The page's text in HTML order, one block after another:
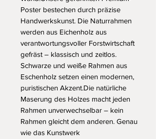
Poster bestechen durch präzise
Handwerkskunst. Die Naturrahmen
werden aus Eichenholz aus
verantwortungsvoller Forstwirtschaft
gefräst – klassisch und zeitlos.
Schwarze und weiße Rahmen aus
Eschenholz setzen einen modernen,
puristischen Akzent.Die natürliche
Maserung des Holzes macht jeden
Rahmen unverwechselbar – kein
Rahmen gleicht dem anderen. Genau
wie das Kunstwerk